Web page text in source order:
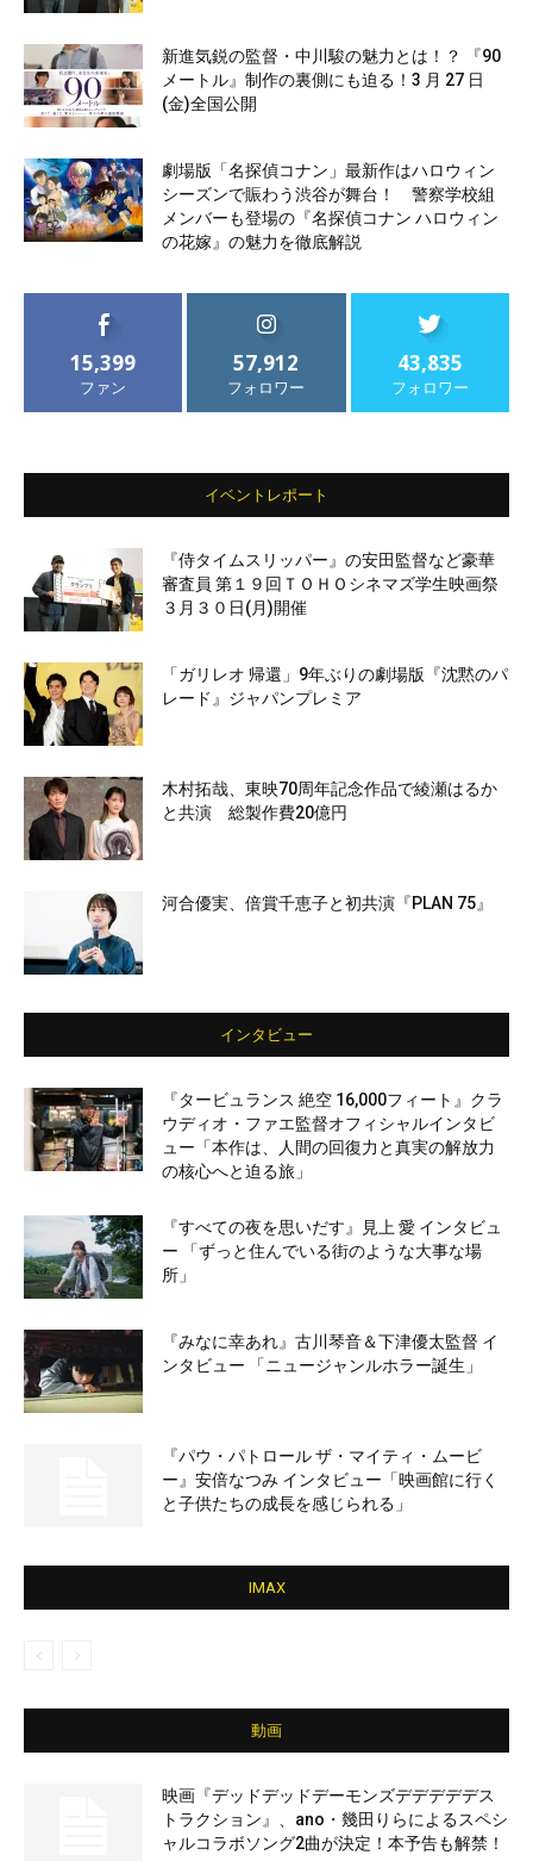
新進気鋭の監督・中川駿の魅力とは！？ 『90
メートル』制作の裏側にも迫る！3 月 27 日
(金)全国公開
劇場版「名探偵コナン」最新作はハロウィン
シーズンで賑わう渋谷が舞台！ 警察学校組
メンバーも登場の『名探偵コナン ハロウィン
の花嫁』の魅力を徹底解説
15,399
ファン
57,912
フォロワー
43,835
フォロワー
イベントレポート
『侍タイムスリッパー』の安田監督など豪華
審査員 第１９回ＴＯＨＯシネマズ学生映画祭
３月３０日(月)開催
「ガリレオ 帰還」9年ぶりの劇場版『沈黙のパ
レード』ジャパンプレミア
木村拓哉、東映70周年記念作品で綾瀬はるか
と共演 総製作費20億円
河合優実、倍賞千恵子と初共演『PLAN 75』
インタビュー
『タービュランス 絶空 16,000フィート』クラ
ウディオ・ファエ監督オフィシャルインタビ
ュー「本作は、人間の回復力と真実の解放力
の核心へと迫る旅」
『すべての夜を思いだす』見上 愛 インタビュ
ー 「ずっと住んでいる街のような大事な場
所」
『みなに幸あれ』古川琴音＆下津優太監督 イ
ンタビュー 「ニュージャンルホラー誕生」
『パウ・パトロール ザ・マイティ・ムービ
ー』安倍なつみ インタビュー「映画館に行く
と子供たちの成長を感じられる」
IMAX
動画
映画『デッドデッドデーモンズデデデデデス
トラクション』、ano・幾田りらによるスペシ
ャルコラボソング2曲が決定！本予告も解禁！